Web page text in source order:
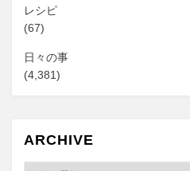
レシピ
(67)
日々の事
(4,381)
ARCHIVE